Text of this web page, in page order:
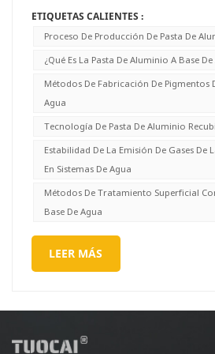
ETIQUETAS CALIENTES :
Proceso De Producción De Pasta De
¿Qué Es La Pasta De Aluminio A Base De
Métodos De Fabricación De Pigmentos
Agua
Tecnología De Pasta De Aluminio
Estabilidad De La Emisión De Gases De
En Sistemas De Agua
Métodos De Tratamiento Superficial
Base De Agua
LEER MÁS